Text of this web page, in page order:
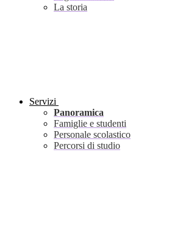
La storia
Servizi
Panoramica
Famiglie e studenti
Personale scolastico
Percorsi di studio